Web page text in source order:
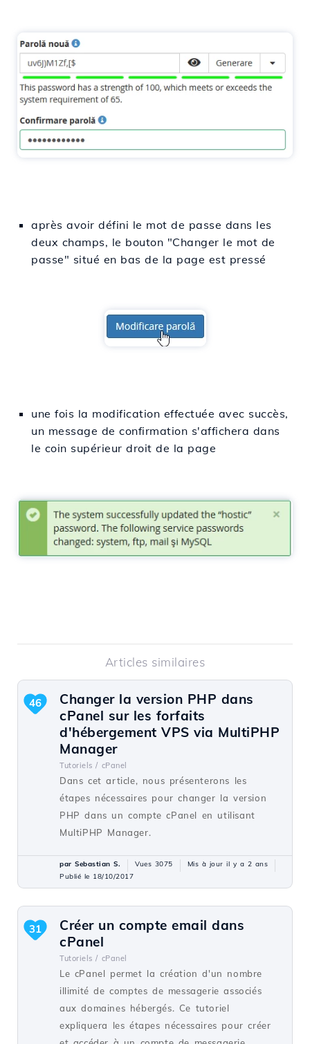
après avoir défini le mot de passe dans les
deux champs, le bouton "Changer le mot de
passe" situé en bas de la page est pressé
une fois la modification effectuée avec succès,
un message de confirmation s'affichera dans
le coin supérieur droit de la page
Articles similaires
Changer la version PHP dans
cPanel sur les forfaits
d'hébergement VPS via MultiPHP
Manager
Tutoriels / cPanel
Dans cet article, nous présenterons les
étapes nécessaires pour changer la version
PHP dans un compte cPanel en utilisant
MultiPHP Manager.
46
par Sebastian S. Vues 3075
Mis à jour il y a 2 ans
Publié le 18/10/2017
Créer un compte email dans
cPanel
Tutoriels / cPanel
Le cPanel permet la création d'un nombre
illimité de comptes de messagerie associés
aux domaines hébergés. Ce tutoriel
expliquera les étapes nécessaires pour créer
31